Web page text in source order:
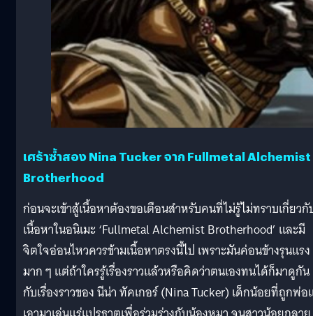
เศร้าซ้ำสอง Nina Tucker จาก Fullmetal Alchemist
Brotherhood
ก่อนจะเข้าสู้เนื้อหาต้องขอเตือนสำหรับคนที่ไม่รู้ไม่ทราบเกี่ยวกั
เนื้อหาในอนิเมะ ‘Fullmetal Alchemist Brotherhood’ และมี
จิตใจอ่อนไหวควรข้ามเนื้อหาตรงนี้ไป เพราะมันค่อนข้างรุนแรง
มาก ๆ แต่ถ้าใครรู้เรื่องราวแล้วหรือคิดว่าตนเองทนได้ก็มาดูกัน
กับเรื่องราวของ นีน่า ทัคเกอร์ (Nina Tucker) เด็กน้อยที่ถูกพ่